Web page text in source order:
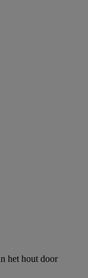
het hout door